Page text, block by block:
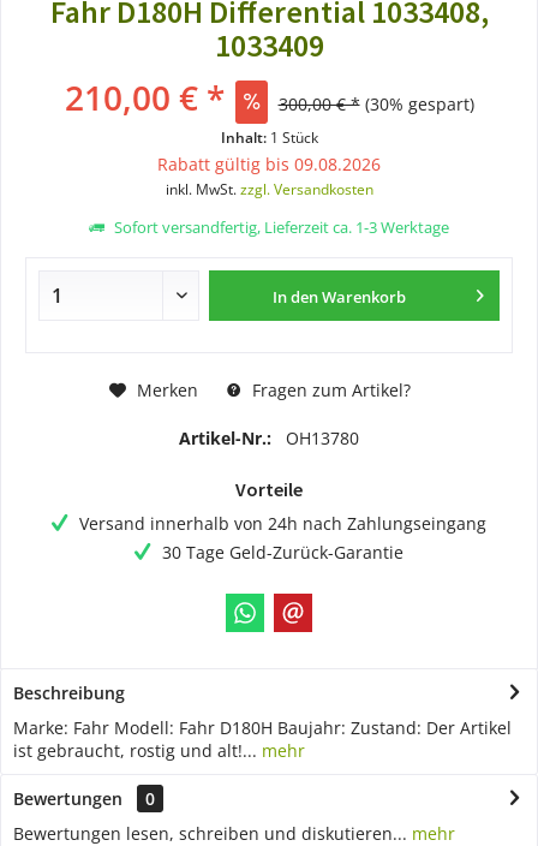
Fahr D180H Differential 1033408,
1033409
210,00 € * 300,00 € * (30% gespart)
Inhalt: 1 Stück
Rabatt gültig bis 09.08.2026
inkl. MwSt.zzgl. Versandkosten
Sofort versandfertig, Lieferzeit ca. 1-3 Werktage
In denWarenkorb
Merken Fragen zum Artikel?
Artikel-Nr.: OH13780
Vorteile
Versand innerhalb von 24h nach Zahlungseingang
30 Tage Geld-Zurück-Garantie
Beschreibung
Marke: Fahr Modell: Fahr D180H Baujahr: Zustand: Der Artikel
ist gebraucht, rostig und alt!... mehr
Bewertungen
0
Bewertungen lesen, schreiben und diskutieren... mehr